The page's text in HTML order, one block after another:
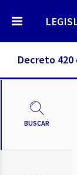
Decreto 420
BUSCAR